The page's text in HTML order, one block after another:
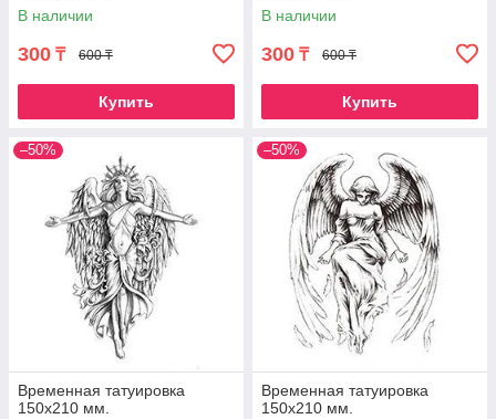
В наличии
300 ₸ 600 ₸
Купить
В наличии
300 ₸ 600 ₸
Купить
–50%
Временная татуировка
150х210 мм.
–50%
Временная татуировка
150х210 мм.